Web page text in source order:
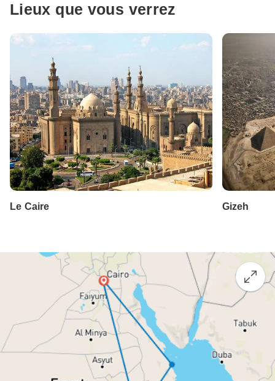
Lieux que vous verrez
Le Caire Gizeh